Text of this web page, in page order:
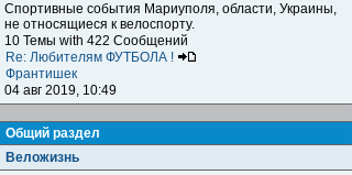
Спортивные события Мариуполя, области, Украины,
не относящиеся к велоспорту.
10 Темы with 422 Сообщений
Re: Любителям ФУТБОЛА !
Франтишек
04 авг 2019, 10:49
Общий раздел
Веложизнь